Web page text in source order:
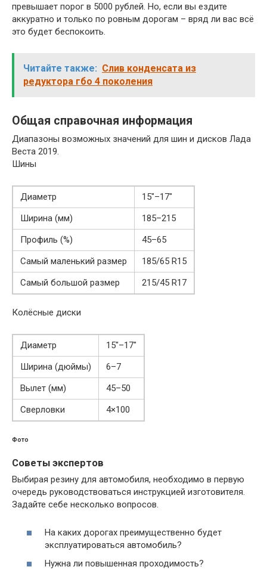
превышает порог в 5000 рублей. Но, если вы ездите
аккуратно и только по ровным дорогам – вряд ли вас всё
это будет беспокоить.
Читайте также: Слив конденсата из
редуктора гбо 4 поколения
Общая справочная информация
Диапазоны возможных значений для шин и дисков Лада
Веста 2019.
Шины
Диаметр
15″–17″
Ширина (мм)
185–215
Профиль (%)
45–65
Самый маленький размер
185/65 R15
Самый большой размер
215/45 R17
Колёсные диски
Диаметр
15″–17″
Ширина (дюймы)
6–7
Вылет (мм)
45–50
Сверловки
4×100
Фото
Советы экспертов
Выбирая резину для автомобиля, необходимо в первую
очередь руководствоваться инструкцией изготовителя.
Задайте себе несколько вопросов.
На каких дорогах преимущественно будет
эксплуатироваться автомобиль?
Нужна ли повышенная проходимость?